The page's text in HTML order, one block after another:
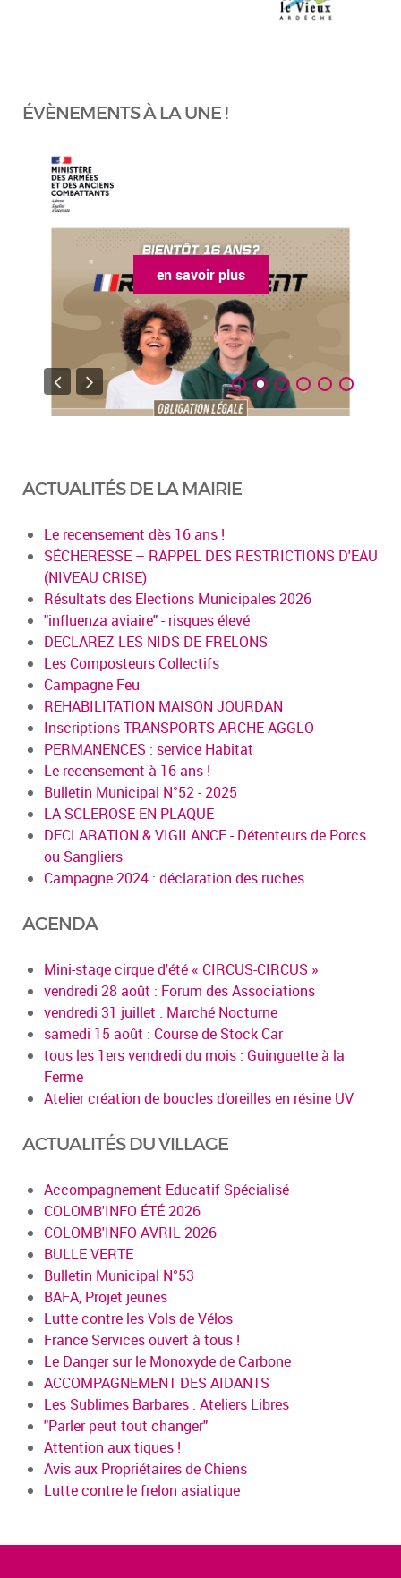
ÉVÈNEMENTS À LA UNE !
en savoir plus
ACTUALITÉS DE LA MAIRIE
Le recensement dès 16 ans !
SÉCHERESSE – RAPPEL DES RESTRICTIONS D'EAU
(NIVEAU CRISE)
Résultats des Elections Municipales 2026
"influenza aviaire" - risques élevé
DECLAREZ LES NIDS DE FRELONS
Les Composteurs Collectifs
Campagne Feu
REHABILITATION MAISON JOURDAN
Inscriptions TRANSPORTS ARCHE AGGLO
PERMANENCES : service Habitat
Le recensement à 16 ans !
Bulletin Municipal N°52 - 2025
LA SCLEROSE EN PLAQUE
DECLARATION & VIGILANCE - Détenteurs de Porcs
ou Sangliers
Campagne 2024 : déclaration des ruches
AGENDA
Mini-stage cirque d'été « CIRCUS-CIRCUS »
vendredi 28 août : Forum des Associations
vendredi 31 juillet : Marché Nocturne
samedi 15 août : Course de Stock Car
tous les 1ers vendredi du mois : Guinguette à la
Ferme
Atelier création de boucles d’oreilles en résine UV
ACTUALITÉS DU VILLAGE
Accompagnement Educatif Spécialisé
COLOMB'INFO ÉTÉ 2026
COLOMB'INFO AVRIL 2026
BULLE VERTE
Bulletin Municipal N°53
BAFA, Projet jeunes
Lutte contre les Vols de Vélos
France Services ouvert à tous !
Le Danger sur le Monoxyde de Carbone
ACCOMPAGNEMENT DES AIDANTS
Les Sublimes Barbares : Ateliers Libres
"Parler peut tout changer"
Attention aux tiques !
Avis aux Propriétaires de Chiens
Lutte contre le frelon asiatique